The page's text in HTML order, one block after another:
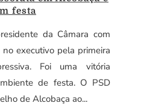
festa
da Câmara com
executivo pela primeira
Foi uma vitória
de festa. O PSD
de Alcobaça ao...